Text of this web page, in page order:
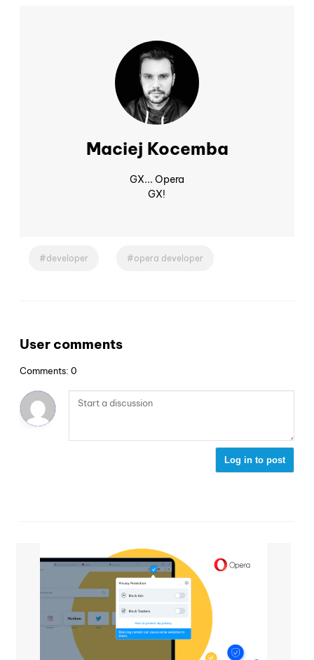
Maciej Kocemba
GX... Opera
GX!
developer opera developer
User comments
Comments: 0
Log in to post